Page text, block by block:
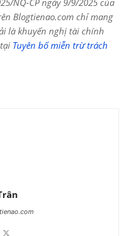
NQ-CP ngày 9/9/2025 của
Blogtienao.com chỉ mang
là khuyến nghị tài chính
Tuyên bố miễn trừ trách